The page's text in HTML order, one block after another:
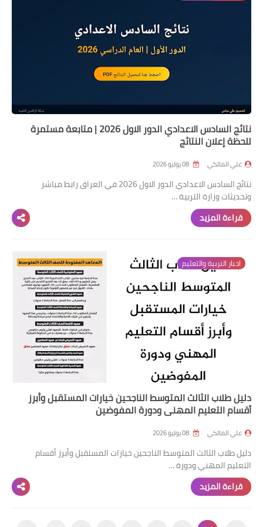
نتائج السادس الاعدادي الدور الاول 2026 | متابعة مستمرة
للحظة إعلان النتائج
علي المالكي
نتائج السادس الاعدادي الدور الاول 2026 في العراق رابط مباشر
وتحديثات وزارة التربية …
قراءة المزيد
اخبار التربية والتعليم
دليل طلاب الثالث المتوسط الناجحين خيارات المستقبل وأبرز
أقسام التعليم المهني ودورة المفوضين
علي المالكي
دليل طلاب الثالث المتوسط الناجحين خيارات المستقبل وأبرز أقسام
التعليم المهني ودورة …
قراءة المزيد